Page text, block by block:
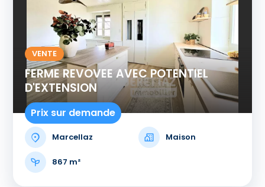
VENTE
FERME REVOVEE AVEC POTENTIEL
D'EXTENSION
Prix sur demande
Marcellaz Maison
867 m²